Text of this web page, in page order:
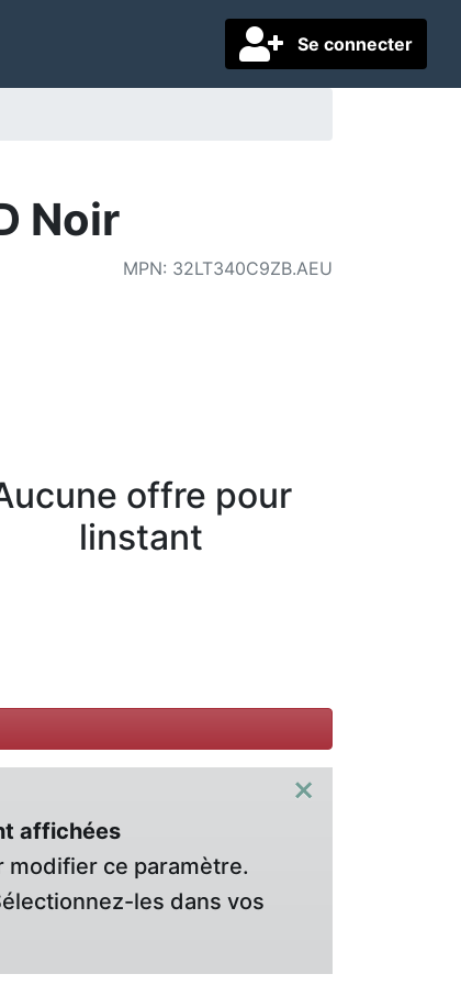
Se connecter
Noir
MPN: 32LT340C9ZB.AEU
offre pour
linstant
×
affichées
modifier ce paramètre.
les dans vos